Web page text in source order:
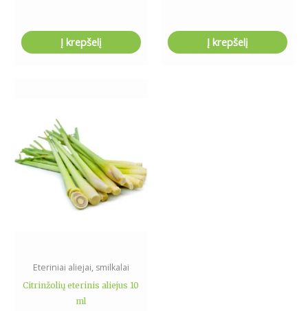
Į krepšelį Į krepšelį
Eteriniai aliejai, smilkalai
Citrinžolių eterinis aliejus 10
ml